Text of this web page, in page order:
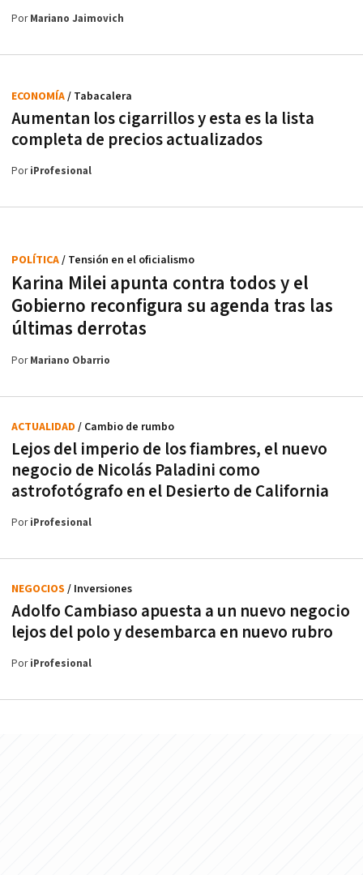
PorMariano Jaimovich
Aumentan los cigarrillos y esta es la lista
completa de precios actualizados
ECONOMÍA/ Tabacalera
PoriProfesional
Karina Milei apunta contra todos y el
Gobierno reconfigura su agenda tras las
últimas derrotas
POLÍTICA/ Tensión en el oficialismo
PorMariano Obarrio
Lejos del imperio de los fiambres, el nuevo
negocio de Nicolás Paladini como
astrofotógrafo en el Desierto de California
ACTUALIDAD / Cambio de rumbo
PoriProfesional
Adolfo Cambiaso apuesta a un nuevo negocio
lejos del polo y desembarca en nuevo rubro
NEGOCIOS / Inversiones
PoriProfesional